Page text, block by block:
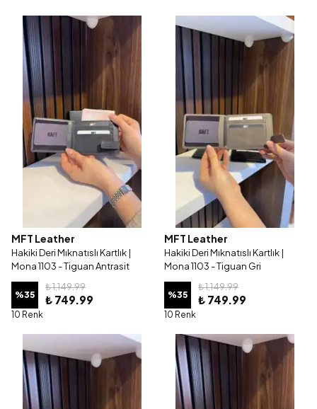
MFT Leather
Hakiki Deri Mıknatıslı Kartlık |
Mona 1103 - Tiguan Antrasit
%35
₺ 1,149.99
₺ 749.99
10 Renk
MFT Leather
Hakiki Deri Mıknatıslı Kartlık |
Mona 1103 - Tiguan Gri
%35
₺ 1,149.99
₺ 749.99
10 Renk